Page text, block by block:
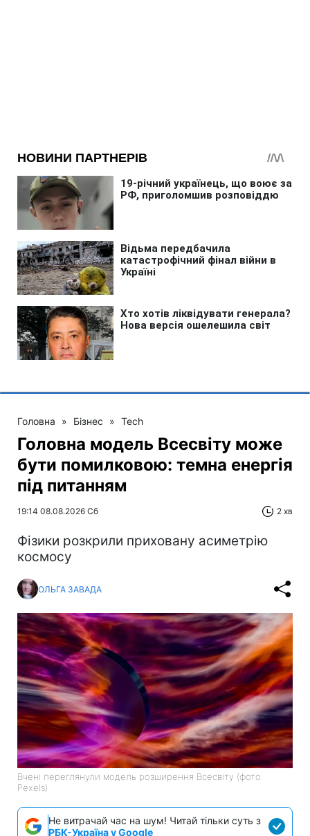
Головна » Бізнес » Tech
Головна модель Всесвіту може
бути помилковою: темна енергія
під питанням
19:14 08.08.2026 Сб 2 хв
Фізики розкрили приховану асиметрію
космосу
ОЛЬГА ЗАВАДА
Вчені переглянули модель розширення Всесвіту (фото:
Pexels)
Не витрачай час на шум! Читай тільки суть з
РБК-Україна у Google